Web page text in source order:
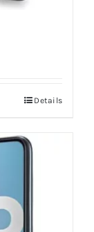
Details